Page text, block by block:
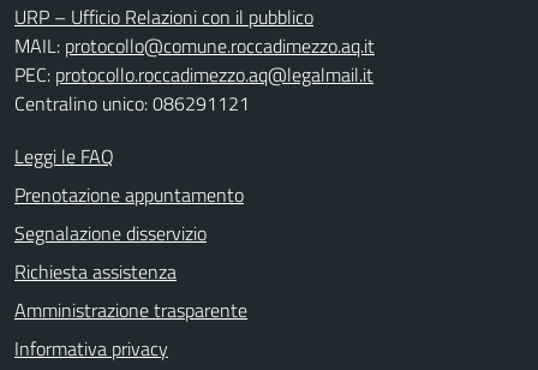
URP – Ufficio Relazioni con il pubblico
MAIL: protocollo@comune.roccadimezzo.aq.it
PEC: protocollo.roccadimezzo.aq@legalmail.it
Centralino unico: 086291121
Leggi le FAQ
Prenotazione appuntamento
Segnalazione disservizio
Richiesta assistenza
Amministrazione trasparente
Informativa privacy